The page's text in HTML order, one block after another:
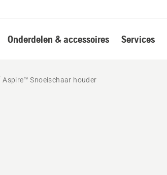
Onderdelen & accessoires Services
Aspire™ Snoeischaar houder